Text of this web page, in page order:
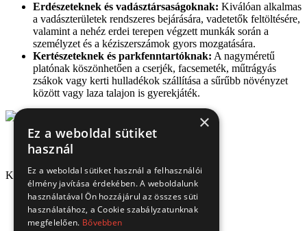
Erdészeteknek és vadásztársaságoknak: Kiválóan alkalmas
a vadászterületek rendszeres bejárására, vadetetők feltöltésére,
valamint a nehéz erdei terepen végzett munkák során a
személyzet és a kéziszerszámok gyors mozgatására.
Kertészeteknek és parkfenntartóknak: A nagyméretű
platónak köszönhetően a cserjék, facsemeték, műtrágyás
zsákok vagy kerti hulladékok szállítása a sűrűbb növényzet
között vagy laza talajon is gyerekjáték.
Kapcsolat
1151 Budapest, Mélyfúró u. 2/E.
3070 Bátonyterenye, Ózdi út 15.
8693 Lengyeltóti, Fonyódi u. 10.
×
Ez a weboldal sütiket
használ
Ez a weboldal sütiket használ a felhasználói
élmény javítása érdekében. A weboldalunk
használatával Ön hozzájárul az összes süti
használatához, a Cookie szabályzatunknak
megfelelően. Bővebben